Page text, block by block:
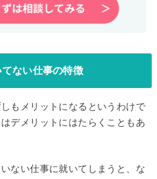
ない仕事の特徴
もメリットになるというわけで
デメリットにはたらくこともあ
ない仕事に就いてしまうと、な